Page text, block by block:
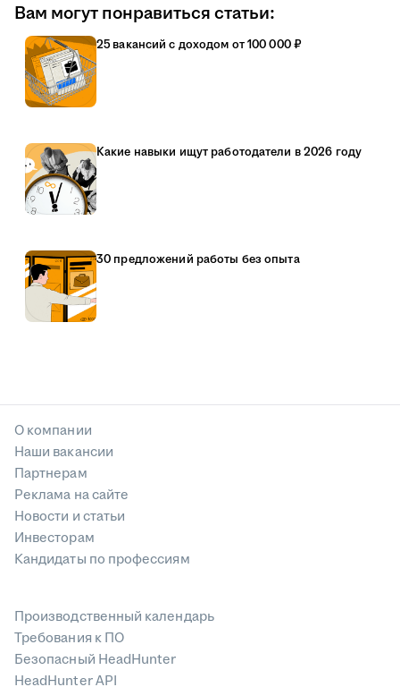
Вам могут понравиться статьи:
25 вакансий с доходом от 100 000 ₽
Какие навыки ищут работодатели в 2026 году
30 предложений работы без опыта
О компании
Наши вакансии
Партнерам
Реклама на сайте
Новости и статьи
Инвесторам
Кандидаты по профессиям
Производственный календарь
Требования к ПО
Безопасный HeadHunter
HeadHunter API